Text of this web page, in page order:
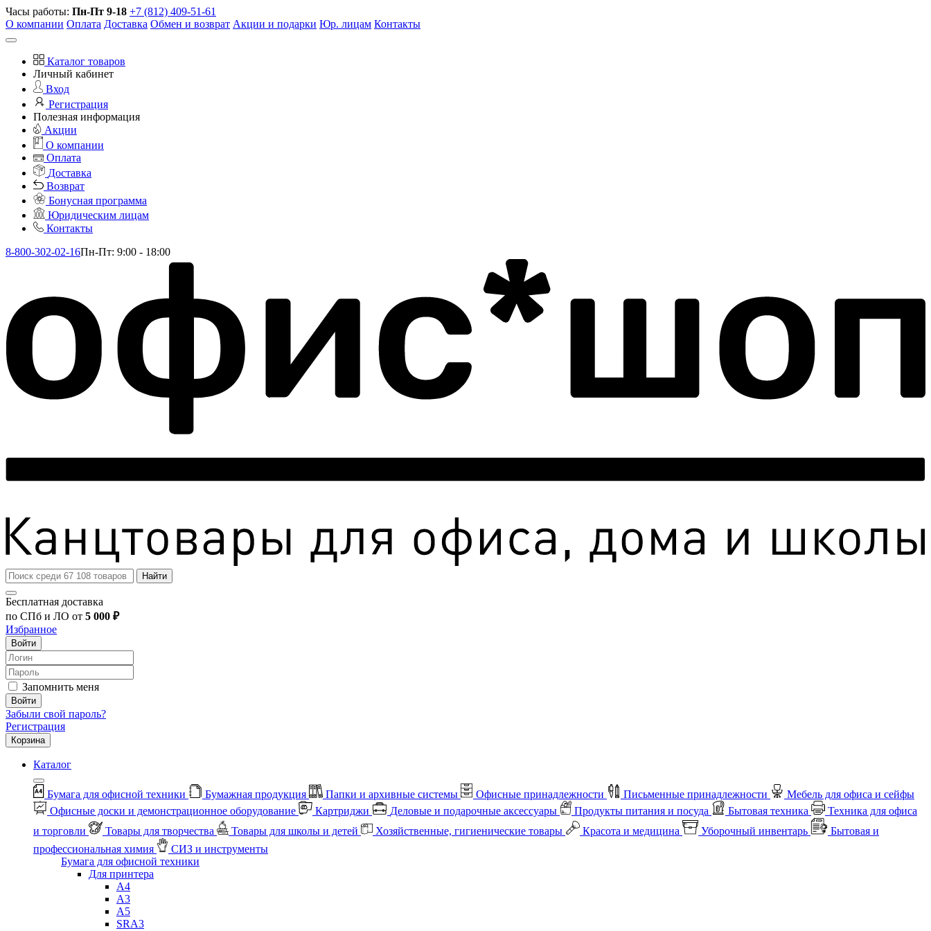
Часы работы: Пн-Пт 9-18 +7 (812) 409-51-61
О компании Оплата Доставка Обмен и возврат Акции и подарки Юр. лицам Контакты
Каталог товаров
Личный кабинет
Вход
Регистрация
Полезная информация
Акции
О компании
Оплата
Доставка
Возврат
Бонусная программа
Юридическим лицам
Контакты
8-800-302-02-16Пн-Пт: 9:00 - 18:00
Найти
Бесплатная доставка
по СПб и ЛО от 5 000 ₽
Избранное
Войти
Запомнить меня
Войти
Забыли свой пароль?
Регистрация
Корзина
Каталог
Бумага для офисной техники Бумажная продукция Папки и архивные системы Офисные принадлежности Письменные принадлежности
Мебель для офиса и сейфы
Офисные доски и демонстрационное оборудование
Картриджи Деловые и подарочные аксессуары Продукты питания и посуда Бытовая техника
Техника для офиса
и торговли
Товары для творчества Товары для школы и детей Хозяйственные, гигиенические товары Красота и медицина Уборочный инвентарь
Бытовая и
профессиональная химия
СИЗ и инструменты
Бумага для офисной техники
Для принтера
А4
А3
А5
SRA3